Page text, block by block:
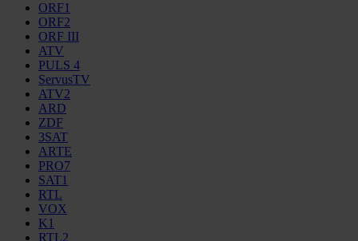
ORF1
ORF2
ORF III
ATV
PULS 4
ServusTV
ATV2
ARD
ZDF
3SAT
ARTE
PRO7
SAT1
RTL
VOX
K1
RTL2